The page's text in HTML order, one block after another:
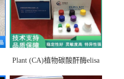
Plant (CA)植物碳酸酐酶elisa